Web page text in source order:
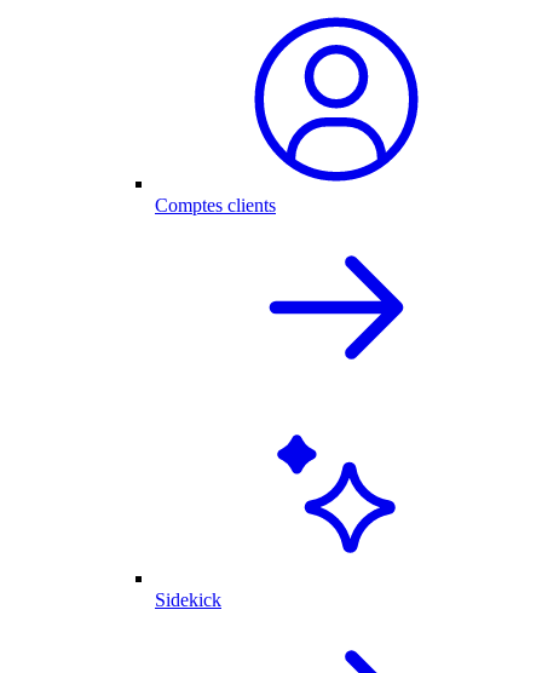
Comptes clients
Sidekick